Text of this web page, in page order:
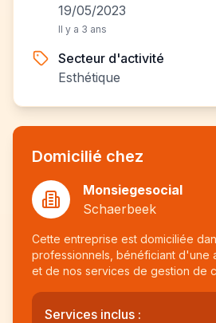
19/05/2023
Il y a 3 ans
Secteur d'activité
Esthétique
Domicilié chez
Monsiegesocial
Schaerbeek
Cette entreprise est domiciliée
professionnels, bénéficiant d'une
et de nos services de gestion de
Services inclus :